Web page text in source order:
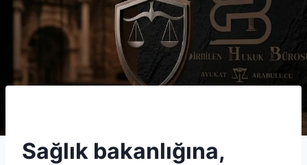
Sağlık bakanlığına,